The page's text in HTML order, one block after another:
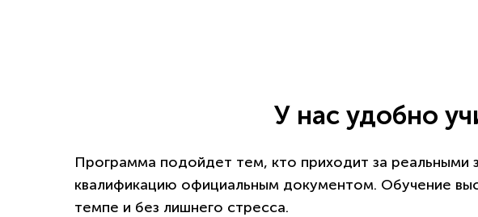
У нас удобно
Программа подойдет тем, кто приходит за реальными
квалификацию официальным документом. Обучение
темпе и без лишнего стресса.